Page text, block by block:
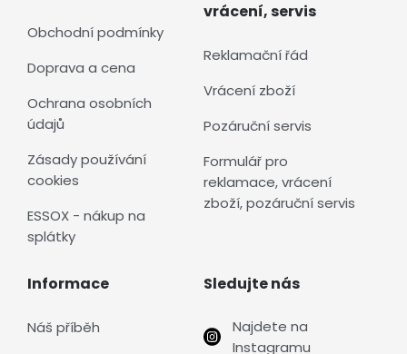
Obchodní podmínky
Doprava a cena
Ochrana osobních
údajů
Zásady používání
cookies
ESSOX - nákup na
splátky
vrácení, servis
Reklamační řád
Vrácení zboží
Pozáruční servis
Formulář pro
reklamace, vrácení
zboží, pozáruční servis
Informace
Náš příběh
Sledujte nás
Najdete na
Instagramu